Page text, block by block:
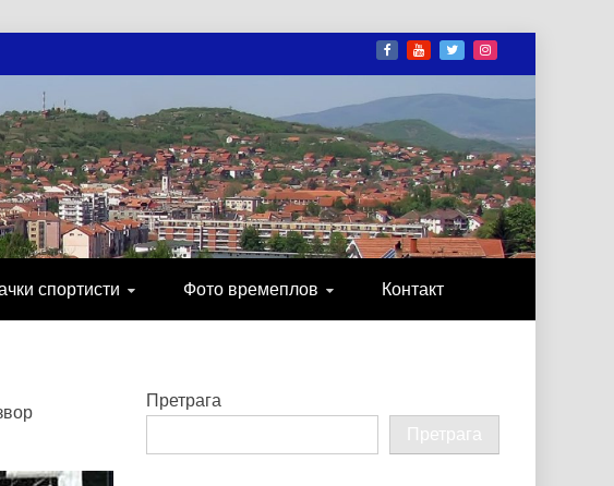
ХРОНИКА, ЗАБАВА…
спортисти Фото времеплов Контакт
Претрага
Претрага